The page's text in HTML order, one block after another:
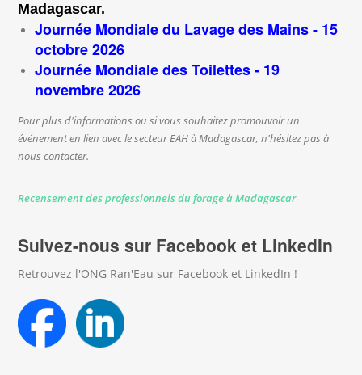
Madagascar.
Journée Mondiale du Lavage des Mains - 15
octobre 2026
Journée Mondiale des Toilettes - 19
novembre 2026
Pour plus d'informations ou si vous souhaitez promouvoir un
événement en lien avec le secteur EAH à Madagascar, n'hésitez pas à
nous contacter.
Recensement des professionnels du forage à Madagascar
Suivez-nous sur Facebook et LinkedIn
Retrouvez l'ONG Ran'Eau sur Facebook et LinkedIn !